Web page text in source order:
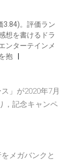
3.84)。評価ラン
想を書けるドラ
ンターテインメ
抱
」が2020年7月
，記念キャンペ
メガバンクと